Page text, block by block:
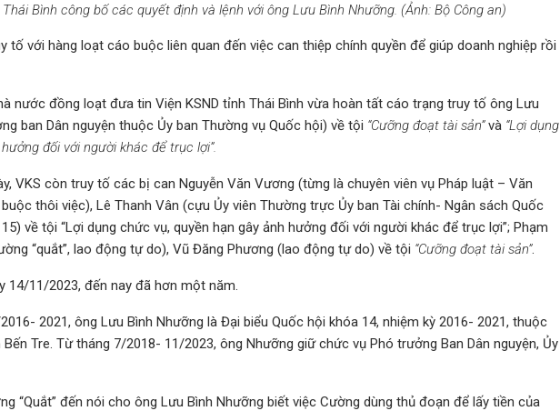
Bình công bố các quyết định và lệnh với ông Lưu Bình Nhưỡng. (Ảnh: Bộ Công an)
tố với hàng loạt cáo buộc liên quan đến việc can thiệp chính quyền để giúp doanh nghiệp rồi
nước đồng loạt đưa tin Viện KSND tỉnh Thái Bình vừa hoàn tất cáo trạng truy tố ông Lưu
ban Dân nguyện thuộc Ủy ban Thường vụ Quốc hội) về tội “Cưỡng đoạt tài sản”và “Lợi dụng
đối với người khác để trục lợi”.
VKS còn truy tố các bị can Nguyễn Văn Vương (từng là chuyên viên vụ Pháp luật – Văn
thôi việc), Lê Thanh Vân (cựu Ủy viên Thường trực Ủy ban Tài chính- Ngân sách Quốc
về tội “Lợi dụng chức vụ, quyền hạn gây ảnh hưởng đối với người khác để trục lợi”; Phạm
“quắt”, lao động tự do), Vũ Đăng Phương (lao động tự do) về tội “Cưỡng đoạt tài sản”.
14/11/2023, đến nay đã hơn một năm.
2021, ông Lưu Bình Nhưỡng là Đại biểu Quốc hội khóa 14, nhiệm kỳ 2016- 2021, thuộc
Tre. Từ tháng 7/2018- 11/2023, ông Nhưỡng giữ chức vụ Phó trưởng Ban Dân nguyện, Ủy
“Quắt” đến nói cho ông Lưu Bình Nhưỡng biết việc Cường dùng thủ đoạn để lấy tiền của